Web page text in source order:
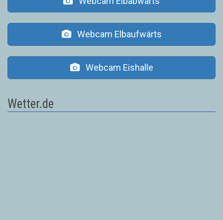
Webcam Elbaufwärts
Webcam Eishalle
Wetter.de